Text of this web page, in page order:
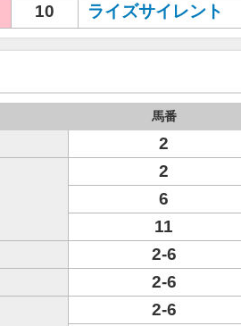
10 ライズサイレント
馬番
2
2
6
11
2-6
2-6
2-6